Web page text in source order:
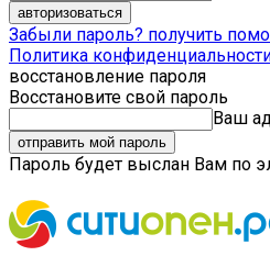
Забыли пароль? получить
Политика
восстановление пароля
Восстановите свой пароль
Ваш
Пароль будет выслан Вам по